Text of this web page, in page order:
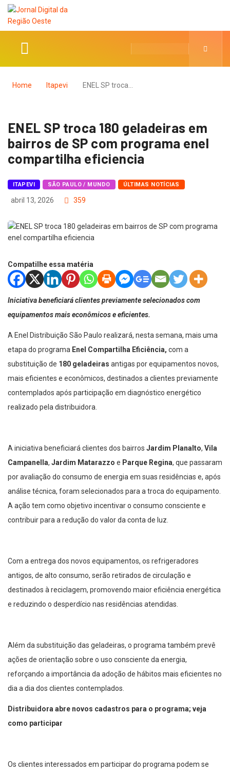
Home Itapevi ENEL SP troca…
ENEL SP troca 180 geladeiras em
bairros de SP com programa enel
compartilha eficiencia
ITAPEVI SÃO PAULO / MUNDO ÚLTIMAS NOTÍCIAS
abril 13, 2026 359
Compatilhe essa matéria
Iniciativa beneficiará clientes previamente selecionados com
equipamentos mais econômicos e eficientes.
A Enel Distribuição São Paulo realizará, nesta semana, mais uma
etapa do programa Enel Compartilha Eficiência, com a
substituição de 180 geladeiras antigas por equipamentos novos,
mais eficientes e econômicos, destinados a clientes previamente
contemplados após participação em diagnóstico energético
realizado pela distribuidora.
A iniciativa beneficiará clientes dos bairros Jardim Planalto, Vila
Campanella, Jardim Matarazzo e Parque Regina, que passaram
por avaliação do consumo de energia em suas residências e, após
análise técnica, foram selecionados para a troca do equipamento.
A ação tem como objetivo incentivar o consumo consciente e
contribuir para a redução do valor da conta de luz.
Com a entrega dos novos equipamentos, os refrigeradores
antigos, de alto consumo, serão retirados de circulação e
destinados à reciclagem, promovendo maior eficiência energética
e reduzindo o desperdício nas residências atendidas.
Além da substituição das geladeiras, o programa também prevê
ações de orientação sobre o uso consciente da energia,
reforçando a importância da adoção de hábitos mais eficientes no
dia a dia dos clientes contemplados.
Distribuidora abre novos cadastros para o programa; veja
como participar
Os clientes interessados em participar do programa podem se